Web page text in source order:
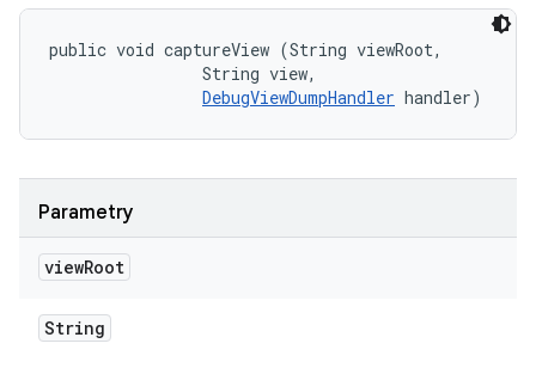
public void captureView (String viewRoot,
                String view,
DebugViewDumpHandler handler)
Parametry
viewRoot
String